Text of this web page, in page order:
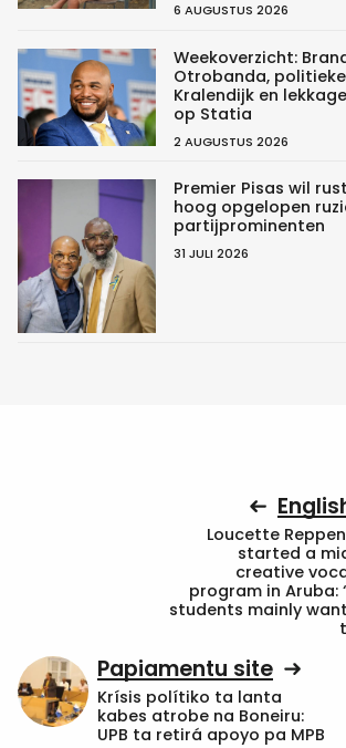
6 AUGUSTUS 2026
Weekoverzicht:
Otrobanda,
Kralendijk en
op Statia
2 AUGUSTUS 2026
Premier Pisas wil
hoog opgelopen
partijprominenten
31 JULI 2026
Loucette
started a
creative
program in Aruba:
students mainly
Papiamentu site
Krísis polítiko ta lanta
kabes atrobe na Boneiru:
UPB ta retirá apoyo pa MPB